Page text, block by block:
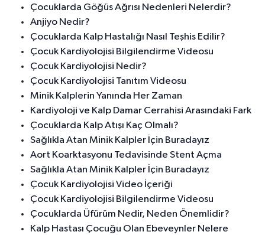
Çocuklarda Göğüs Ağrısı Nedenleri Nelerdir?
Anjiyo Nedir?
Çocuklarda Kalp Hastalığı Nasıl Teşhis Edilir?
Çocuk Kardiyolojisi Bilgilendirme Videosu
Çocuk Kardiyolojisi Nedir?
Çocuk Kardiyolojisi Tanıtım Videosu
Minik Kalplerin Yanında Her Zaman
Kardiyoloji ve Kalp Damar Cerrahisi Arasındaki Fark
Çocuklarda Kalp Atışı Kaç Olmalı?
Sağlıkla Atan Minik Kalpler İçin Buradayız
Aort Koarktasyonu Tedavisinde Stent Açma
Sağlıkla Atan Minik Kalpler İçin Buradayız
Çocuk Kardiyolojisi Video İçeriği
Çocuk Kardiyolojisi Bilgilendirme Videosu
Çocuklarda Üfürüm Nedir, Neden Önemlidir?
Kalp Hastası Çocuğu Olan Ebeveynler Nelere